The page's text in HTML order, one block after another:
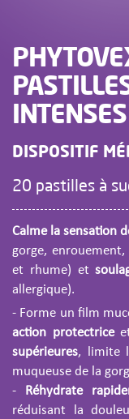
INTENSES
DISPOSITIF
20 pastilles à
Calme la sensation
gorge,
et rhume) et
allergique).
- Forme un film
action protectrice
supérieures, limite
muqueuse de la
-
Réhydrate
réduisant la